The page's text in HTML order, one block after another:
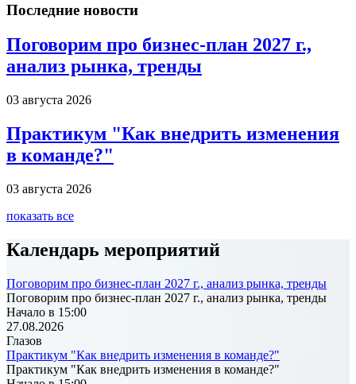
Последние новости
Поговорим про бизнес-план 2027 г.,
анализ рынка, тренды
03 августа 2026
Практикум "Как внедрить изменения
в команде?"
03 августа 2026
показать все
Календарь мероприятий
Поговорим про бизнес-план 2027 г., анализ рынка, тренды
Поговорим про бизнес-план 2027 г., анализ рынка, тренды
Начало в 15:00
27.08.2026
Глазов
Практикум "Как внедрить изменения в команде?"
Практикум "Как внедрить изменения в команде?"